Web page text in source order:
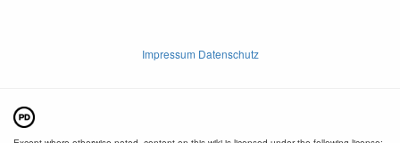
Impressum Datenschutz